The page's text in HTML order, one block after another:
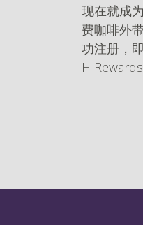
现在就成为
费咖啡外
功注册，
H